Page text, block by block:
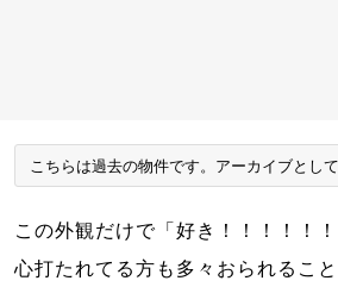
こちらは過去の物件です。アーカイブとして
この外観だけで「好き！！！！！
心打たれてる方も多々おられること